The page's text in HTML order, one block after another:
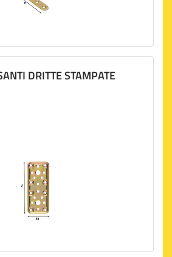
DRITTE STAMPATE